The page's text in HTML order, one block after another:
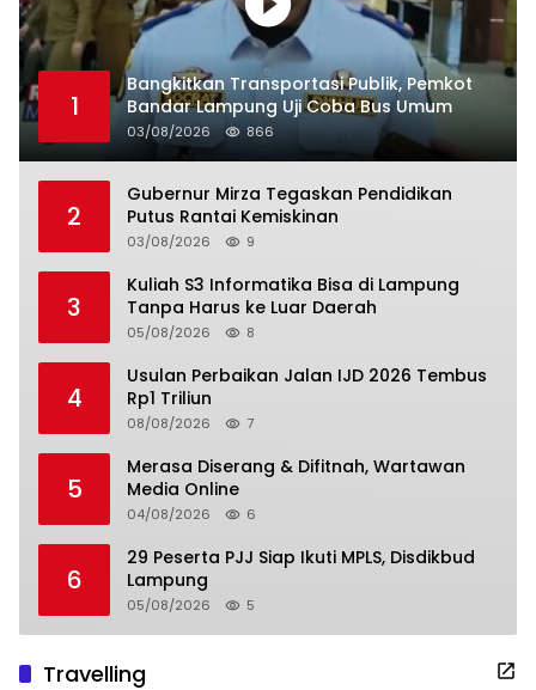
1
Bangkitkan Transportasi Publik, Pemkot
Bandar Lampung Uji Coba Bus Umum
03/08/2026 866
2
Gubernur Mirza Tegaskan Pendidikan
Putus Rantai Kemiskinan
03/08/2026 9
3
Kuliah S3 Informatika Bisa di Lampung
Tanpa Harus ke Luar Daerah
05/08/2026 8
4
Usulan Perbaikan Jalan IJD 2026 Tembus
Rp1 Triliun
08/08/2026 7
5
Merasa Diserang & Difitnah, Wartawan
Media Online
04/08/2026 6
6
29 Peserta PJJ Siap Ikuti MPLS, Disdikbud
Lampung
05/08/2026 5
Travelling